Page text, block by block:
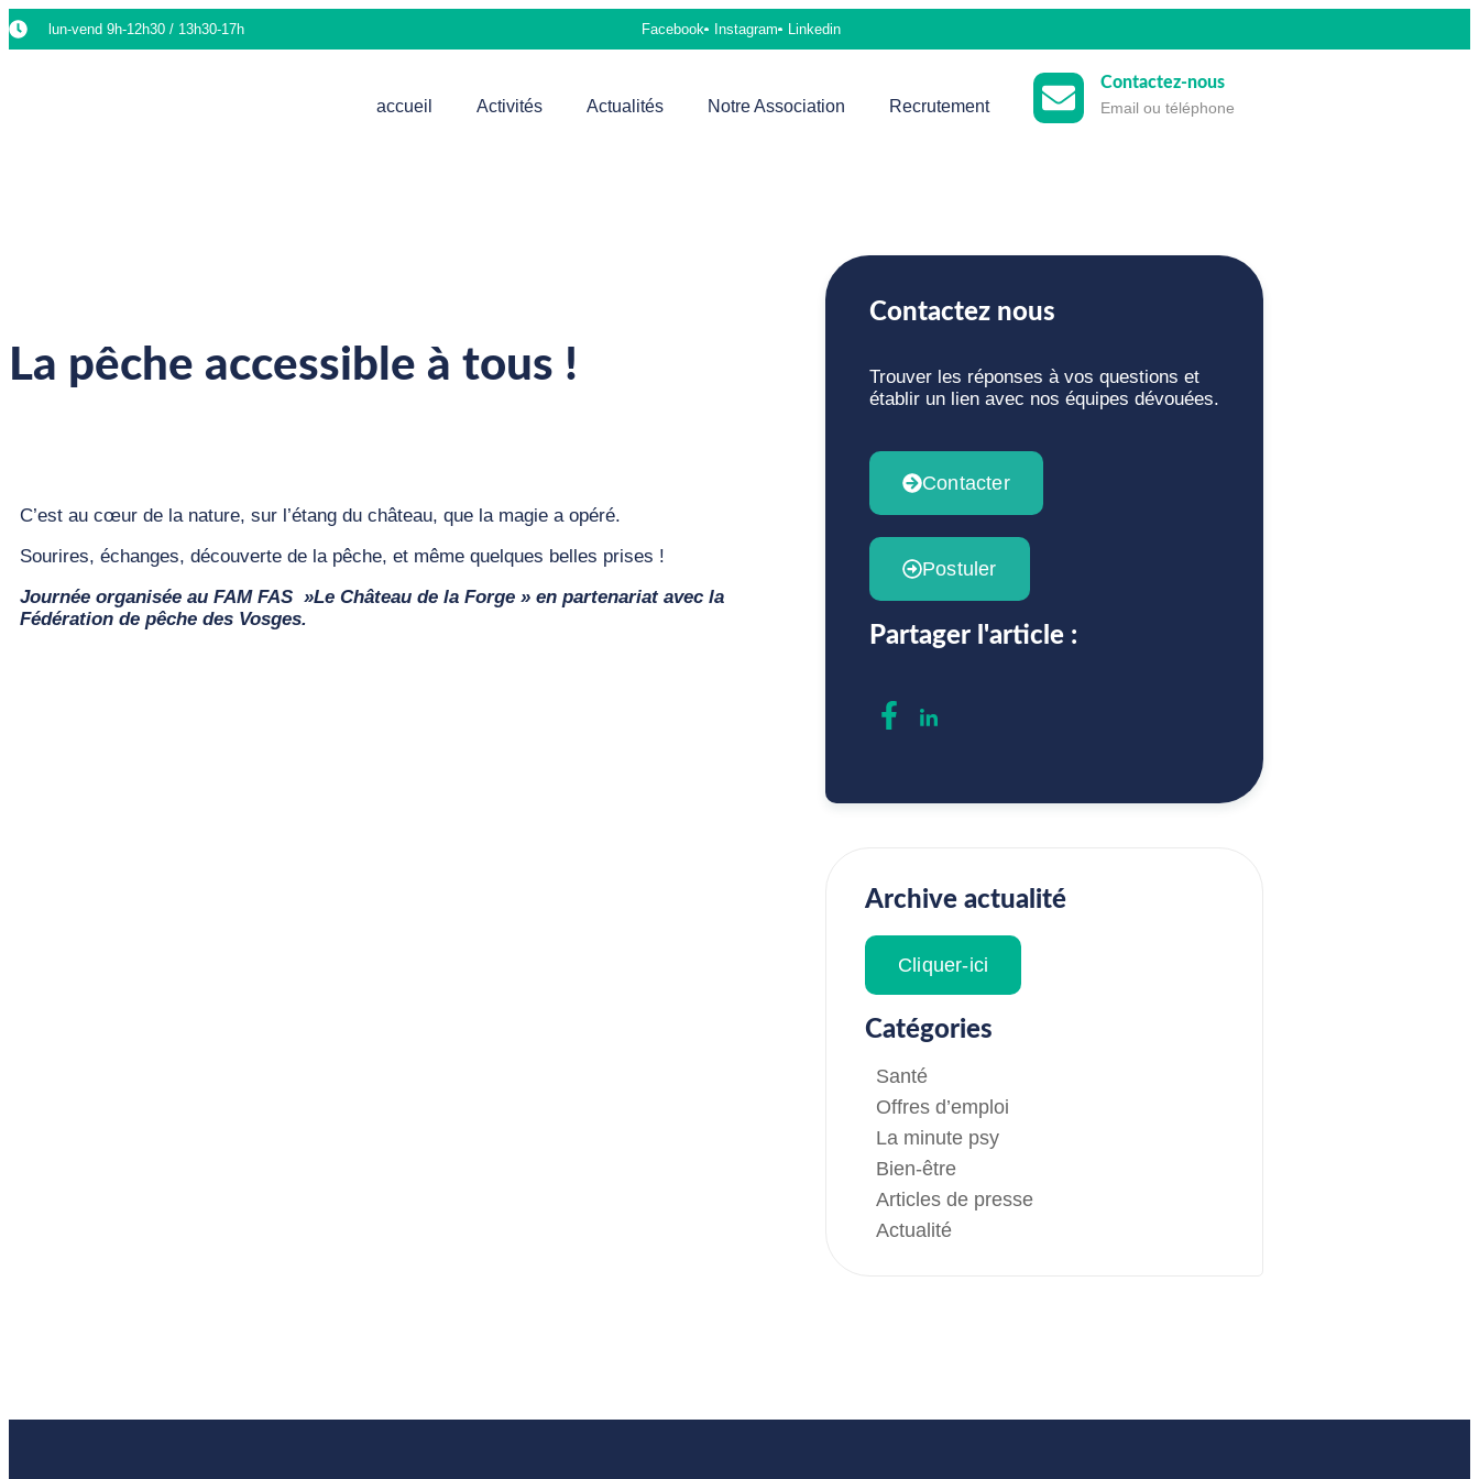
lun-vend 9h-12h30 / 13h30-17h​ Facebook Instagram Linkedin
accueil Activités Actualités Notre Association Recrutement
Contactez-nous
Email ou téléphone
La pêche accessible à tous !
C’est au cœur de la nature, sur l’étang du château, que la magie a opéré.
Sourires, échanges, découverte de la pêche, et même quelques belles prises !
Journée organisée au FAM FAS »Le Château de la Forge » en partenariat avec la
Fédération de pêche des Vosges.
Contactez nous
Trouver les réponses à vos questions et
établir un lien avec nos équipes dévouées.
Contacter
Postuler
Partager l'article :
Archive actualité
Cliquer-ici
Catégories
Santé
Offres d’emploi
La minute psy
Bien-être
Articles de presse
Actualité